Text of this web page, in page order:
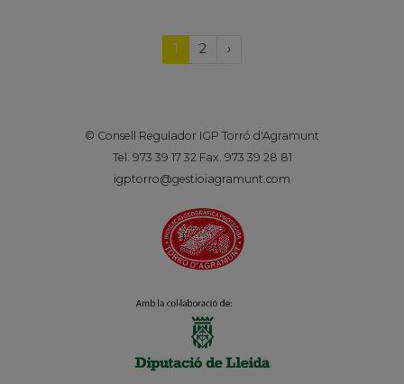
1 (current)
2 ›
© Consell Regulador IGP Torró d'Agramunt
Tel. 973 39 17 32 Fax. 973 39 28 81
igptorro@gestioiagramunt.com